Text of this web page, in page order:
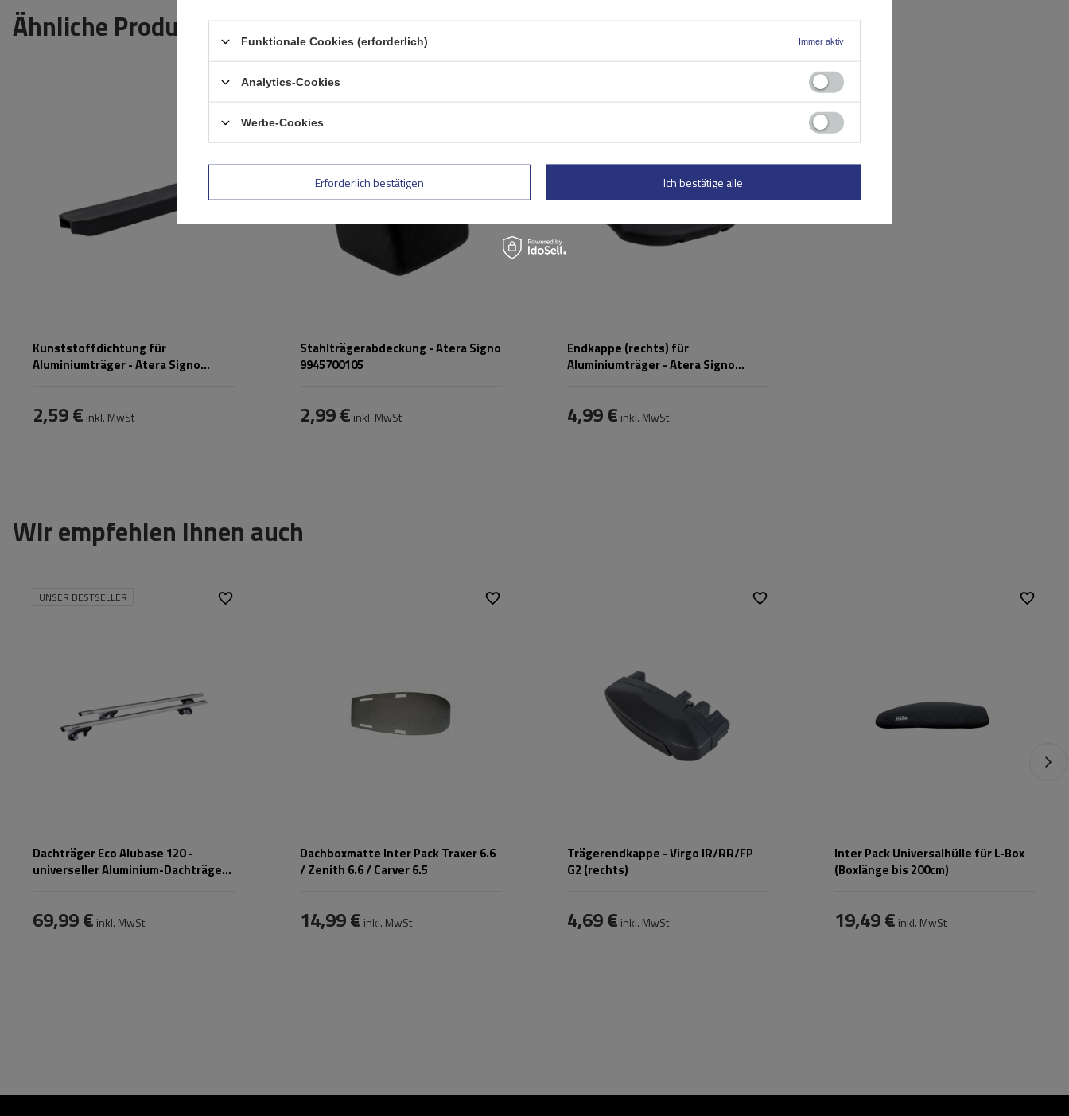
Ähnliche Produkte
Kunststoffdichtung für
Aluminiumträger - Atera Signo
2,59 € inkl. MwSt
Stahlträgerabdeckung - Atera Signo
9945700105
2,99 € inkl. MwSt
Endkappe (rechts) für
Aluminiumträger - Atera Signo
4,99 € inkl. MwSt
Wir empfehlen Ihnen auch
UNSER BESTSELLER
Dachträger Eco Alubase 120 -
universeller Aluminium-Dachträger
69,99 € inkl. MwSt
Dachboxmatte Inter Pack Traxer 6.6
/ Zenith 6.6 / Carver 6.5
14,99 € inkl. MwSt
Trägerendkappe - Virgo IR/RR/FP
G2 (rechts)
4,69 € inkl. MwSt
Inter Pack Universalhülle für L-Box
(Boxlänge bis 200cm)
19,49 € inkl. MwSt
Funktionale Cookies (erforderlich) Immer aktiv
Analytics-Cookies
Werbe-Cookies
Erforderlich bestätigen Ich bestätige alle